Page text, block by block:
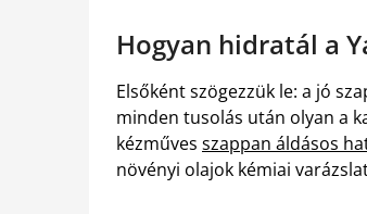
Hogyan hidratál a
Elsőként szögezzük le: a jó
minden tusolás után olyan a
kézműves szappan áldásos
növényi olajok kémiai